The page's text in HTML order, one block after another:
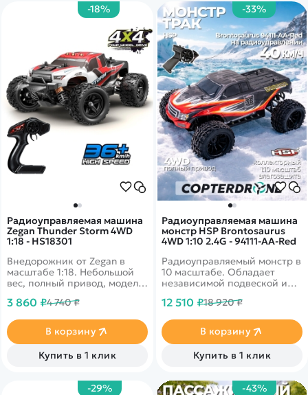
-18%
Радиоуправляемая машина
Zegan Thunder Storm 4WD
1:18 - HS18301
Внедорожник от Zegan в
масштабе 1:18. Небольшой
вес, полный привод, модель
км/ч. Корпус выполнен в
3 860 ₽4 740 ₽
В корзину
Купить в 1 клик
-33%
Радиоуправляемая машина
монстр HSP Brontosaurus
4WD 1:10 2.4G - 94111-AA-Red
Радиоуправляемый монстр в
10 масштабе. Обладает
независимой подвеской и
Установлен качественный
способный развивать
скорость до 35 км в час.
Клиренс - 3 см. Время игры
15-25 минут.
12 510 ₽18 920 ₽
В корзину
Купить в 1 клик
-29% -43%